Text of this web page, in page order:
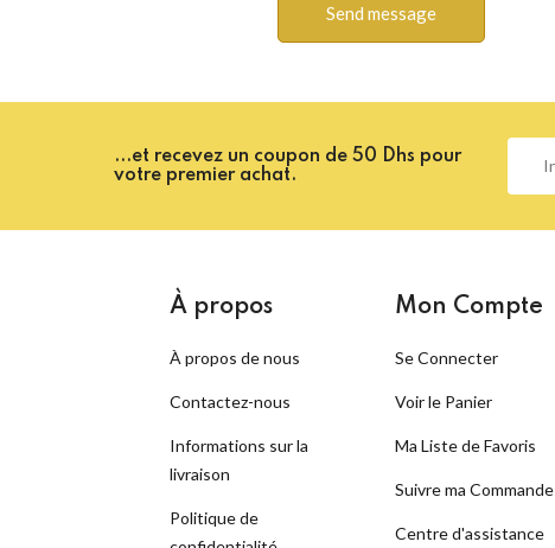
Send message
...et recevez un coupon de 50 Dhs pour
votre premier achat.
À propos
À propos de nous
Contactez-nous
Informations sur la
livraison
Politique de
Mon Compte
Se Connecter
Voir le Panier
Ma Liste de Favoris
Suivre ma Commande
Centre d'assistance